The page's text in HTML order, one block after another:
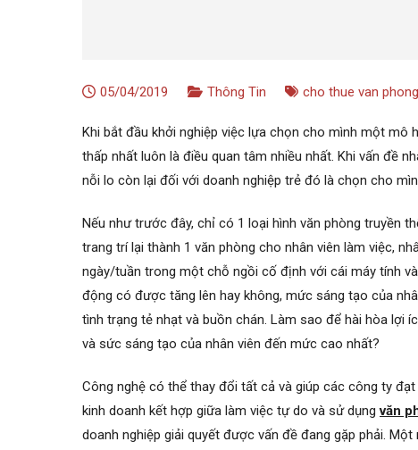
05/04/2019 Thông Tin cho thue van
Khi bắt đầu khởi nghiệp việc lựa chọn cho mình một
thấp nhất luôn là điều quan tâm nhiều nhất. Khi vấn đề
nỗi lo còn lại đối với doanh nghiệp trẻ đó là chọn cho
Nếu như trước đây, chỉ có 1 loại hình văn phòng truyền
trang trí lại thành 1 văn phòng cho nhân viên làm việc,
ngày/tuần trong một chỗ ngồi cố định với cái máy tính
động có được tăng lên hay không, mức sáng tạo của
tình trạng tẻ nhạt và buồn chán. Làm sao để hài hòa lợi
và sức sáng tạo của nhân viên đến mức cao nhất?
Công nghệ có thể thay đổi tất cả và giúp các công ty
kinh doanh kết hợp giữa làm việc tự do và sử dụngvăn
doanh nghiệp giải quyết được vấn đề đang gặp phải.